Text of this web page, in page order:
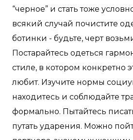
“черное” и стать тоже
всякий случай почистите
ботинки - будьте, черт
Постарайтесь одеться
стиле, в котором конкретно
любит. Изучите нормы
находитесь и соблюдайте
формально. Пытайтесь
путать ударения. Можно